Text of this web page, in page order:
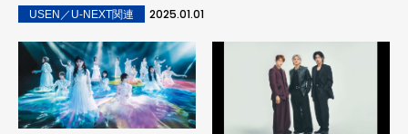
USEN／U-NEXT関連 2025.01.01